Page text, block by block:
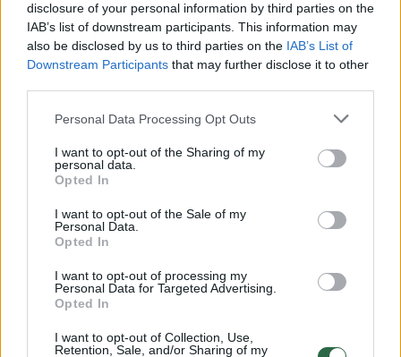
disclosure of your personal information by third parties on the
IAB’s list of downstream participants. This information may
also be disclosed by us to third parties on the IAB’s List of
Downstream Participants that may further disclose it to other
Personal Data Processing Opt Outs
I want to opt-out of the Sharing of my
personal data.
Opted In
I want to opt-out of the Sale of my
Personal Data.
Opted In
I want to opt-out of processing my
Personal Data for Targeted Advertising.
Opted In
I want to opt-out of Collection, Use,
Retention, Sale, and/or Sharing of my
Žiūrimiausi įrašai
32 laipsnių šilumos
Žinios | Orai
V. Zalužno pasisakymą laiko bandymu įsitvirtinti
Ukrainos politikoje: jis yra neteisus